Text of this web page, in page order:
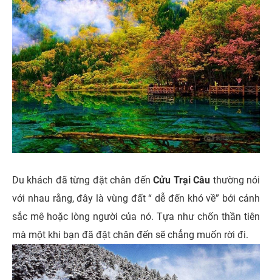
Du khách đã từng đặt chân đến Cửu Trại Câu thường nói
với nhau rằng, đây là vùng đất “ dễ đến khó về” bởi cảnh
sắc mê hoặc lòng người của nó. Tựa như chốn thần tiên
mà một khi bạn đã đặt chân đến sẽ chẳng muốn rời đi.